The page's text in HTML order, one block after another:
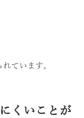
ています。
くいことが